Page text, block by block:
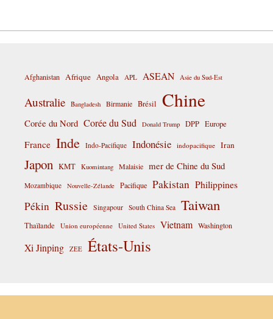
Afghanistan Afrique Angola APL ASEAN Asie du Sud-Est
Australie Bangladesh Birmanie Brésil Chine
Corée du Nord Corée du Sud Donald Trump DPP Europe
France Inde Indo-Pacifique Indonésie indopacifique Iran
Japon KMT Kuomintang Malaisie mer de Chine du Sud
Mozambique Nouvelle-Zélande Pacifique Pakistan Philippines
Pékin Russie Singapour South China Sea Taiwan
Thaïlande Union européenne United States Vietnam Washington
Xi Jinping ZEE États-Unis